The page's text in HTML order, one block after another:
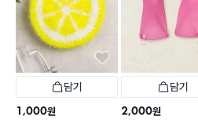
담기
1,000원
담기
2,000원